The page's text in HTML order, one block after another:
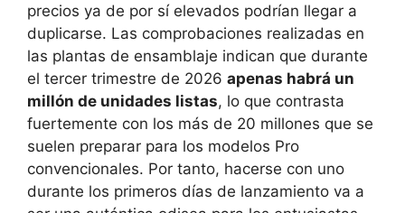
precios ya de por sí elevados podrían llegar a
duplicarse. Las comprobaciones realizadas en
las plantas de ensamblaje indican que durante
el tercer trimestre de 2026 apenas habrá un
millón de unidades listas, lo que contrasta
fuertemente con los más de 20 millones que se
suelen preparar para los modelos Pro
convencionales. Por tanto, hacerse con uno
durante los primeros días de lanzamiento va a